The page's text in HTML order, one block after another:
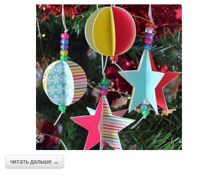
читать дальше →